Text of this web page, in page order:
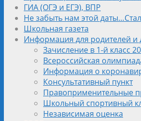
ГИА (ОГЭ и ЕГЭ), ВПР
Не забыть нам этой
Школьная газета
Информация для родителей и
Зачисление в 1-й класс
Всероссийская
Информация о
Консультативный пункт
Правоприменительные
Школьный спортивный
Независимая оценка